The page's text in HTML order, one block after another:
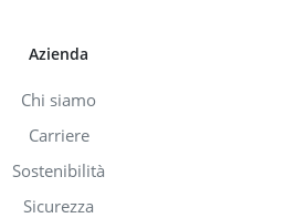
Azienda
Chi siamo
Carriere
Sostenibilità
Sicurezza